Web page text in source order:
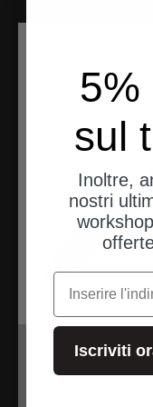
5%
sul
Inoltre,
nostri
e-mail
Iscriviti